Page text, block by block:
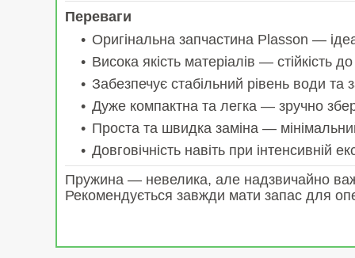
Переваги
Оригінальна запчастина Plasson —
Висока якість матеріалів — стійкість
Забезпечує стабільний рівень води та
Дуже компактна та легка — зручно
Проста та швидка заміна —
Довговічність навіть при інтенсивній
Пружина — невелика, але надзвичайно
Рекомендується завжди мати запас для